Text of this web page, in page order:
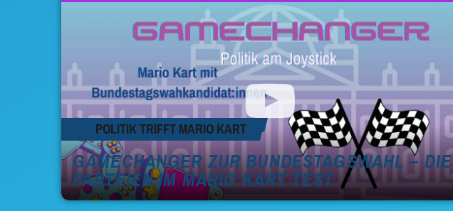
POLITIK TRIFFT MARIO KART
GAMECHANGER ZUR BUNDESTAGSWAHL – DIE
PARTEIEN IM MARIO KART TEST